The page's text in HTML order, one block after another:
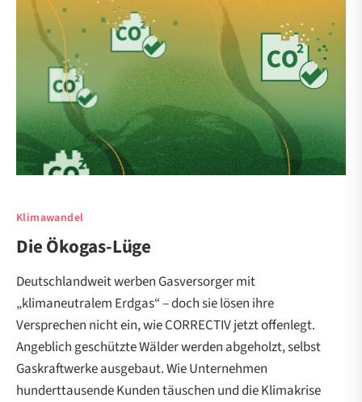
Klimawandel
Die Ökogas-Lüge
Deutschlandweit werben Gasversorger mit
„klimaneutralem Erdgas“ – doch sie lösen ihre
Versprechen nicht ein, wie CORRECTIV jetzt offenlegt.
Angeblich geschützte Wälder werden abgeholzt, selbst
Gaskraftwerke ausgebaut. Wie Unternehmen
hunderttausende Kunden täuschen und die Klimakrise